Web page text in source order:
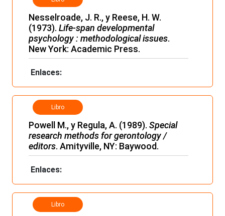
Nesselroade, J. R., y Reese, H. W.
(1973). Life-span developmental
psychology : methodological issues.
New York: Academic Press.
Enlaces:
Libro
Powell M., y Regula, A. (1989). Special
research methods for gerontology /
editors. Amityville, NY: Baywood.
Enlaces:
Libro